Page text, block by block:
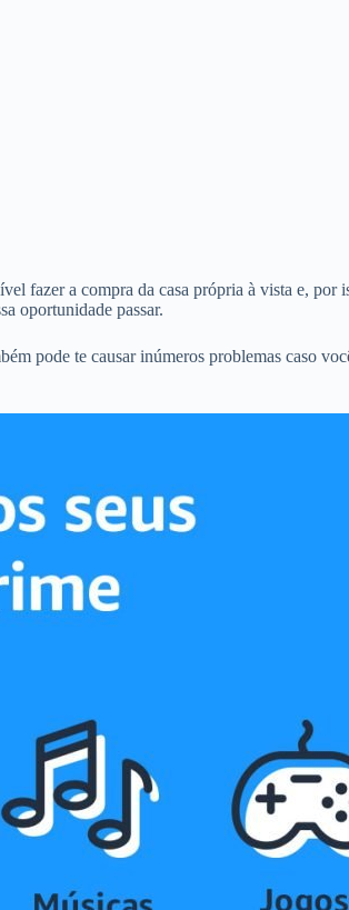
fazer a compra da casa própria à vista e, por
oportunidade passar.
pode te causar inúmeros problemas caso